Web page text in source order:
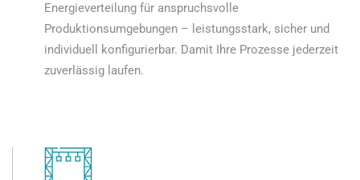
Energieverteilung für anspruchsvolle
Produktionsumgebungen – leistungsstark, sicher und
individuell konfigurierbar. Damit Ihre Prozesse jederzeit
zuverlässig laufen.